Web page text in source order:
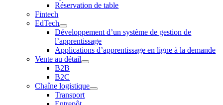
Réservation de table
Fintech
EdTech
Développement d’un système de gestion de
l’apprentissage
Applications d’apprentissage en ligne à la demande
Vente au détail
B2B
B2C
Chaîne logistique
Transport